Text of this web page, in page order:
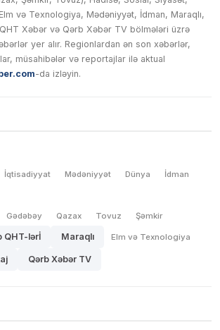
və Texnologiya, Mədəniyyət, İdman, Maraqlı,
Xəbər və Qərb Xəbər TV bölmələri üzrə
yer alır. Regionlardan ən son xəbərlər,
müsahibələr və reportajlar ilə aktual
-da izləyin.
İqtisadiyyat Mədəniyyət Dünya İdman
Gədəbəy Qazax Tovuz Şəmkir
QHT-lərİ Maraqlı Elm və Texnologiya
Qərb Xəbər TV